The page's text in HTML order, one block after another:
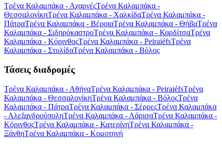
Τρένα Καλαμπάκα - ΑχαρνέςΤρένα Καλαμπάκα -
ΘεσσαλονίκηΤρένα Καλαμπάκα - ΧαλκίδαΤρένα Καλαμπάκα -
ΠάτραΤρένα Καλαμπάκα - ΒέροιαΤρένα Καλαμπάκα - ΘήβαΤρένα
Καλαμπάκα - ΣιδηρόκαστροΤρένα Καλαμπάκα - ΚαρδίτσαΤρένα
Καλαμπάκα - ΚόρινθοςΤρένα Καλαμπάκα - PeiraiéfsΤρένα
Καλαμπάκα - ΣτυλίδαΤρένα Καλαμπάκα - Βόλος
Τάσεις διαδρομές
Τρένα Καλαμπάκα - ΑθήναΤρένα Καλαμπάκα - PeiraiéfsΤρένα
Καλαμπάκα - ΘεσσαλονίκηΤρένα Καλαμπάκα - ΒόλοςΤρένα
Καλαμπάκα - ΠάτραΤρένα Καλαμπάκα - ΣέρρεςΤρένα Καλαμπάκα
- ΑλεξανδρούποληΤρένα Καλαμπάκα - ΛάρισαΤρένα Καλαμπάκα -
ΚόρινθοςΤρένα Καλαμπάκα - ΚατερίνηΤρένα Καλαμπάκα -
ΞάνθηΤρένα Καλαμπάκα - Κομοτηνή